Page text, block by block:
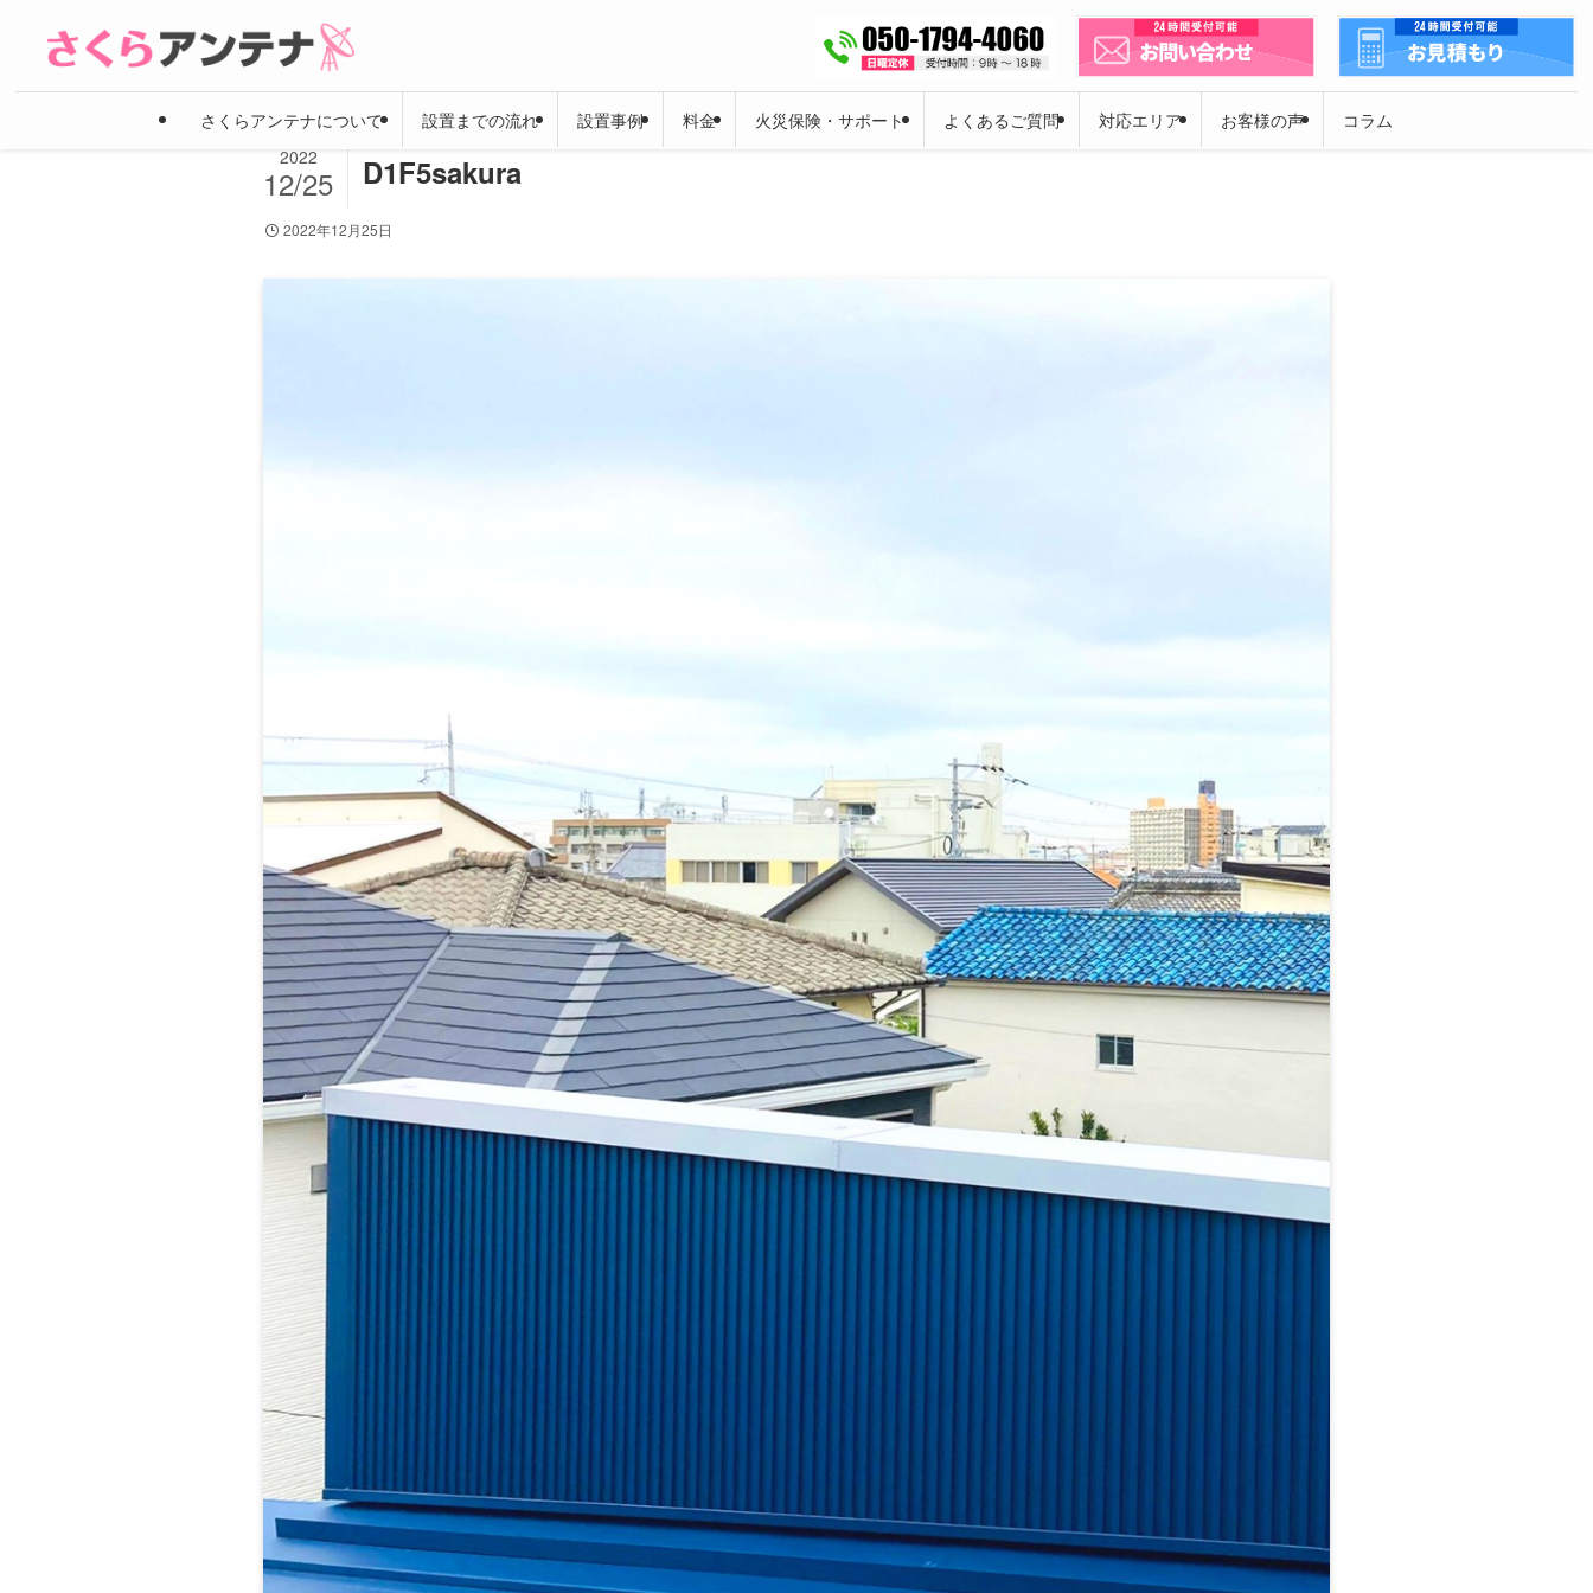
さくらアンテナについて 設置までの流れ 設置事例 料金 火災保険・サポート よくあるご質問 対応エリア お客様の声 コラム
D1F5sakura
2022
12/25
2022年12月25日